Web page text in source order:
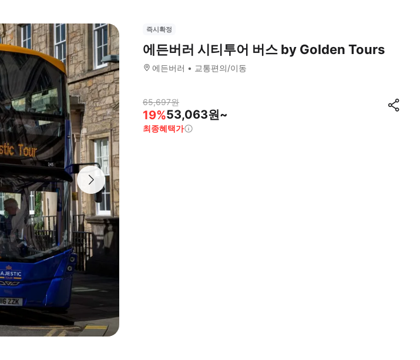
즉시확정
에든버러 시티투어 버스 by Golden Tours
에든버러 교통편의/이동
65,697원
19%53,063원~
최종혜택가